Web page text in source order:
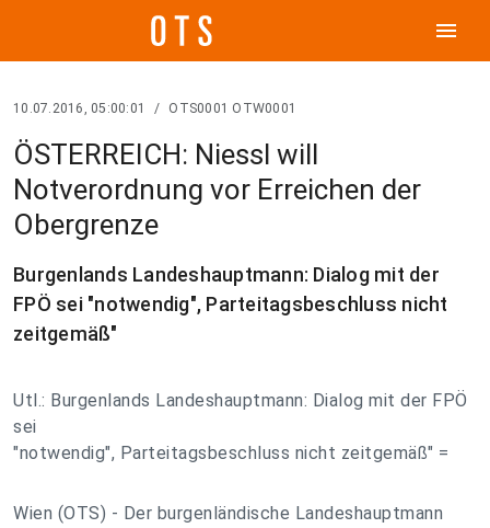
menu
10.07.2016, 05:00:01 / OTS0001 OTW0001
ÖSTERREICH: Niessl will
Notverordnung vor Erreichen der
Obergrenze
Burgenlands Landeshauptmann: Dialog mit der
FPÖ sei "notwendig", Parteitagsbeschluss nicht
zeitgemäß"
Utl.: Burgenlands Landeshauptmann: Dialog mit der FPÖ
sei
"notwendig", Parteitagsbeschluss nicht zeitgemäß" =
Wien (OTS) - Der burgenländische Landeshauptmann